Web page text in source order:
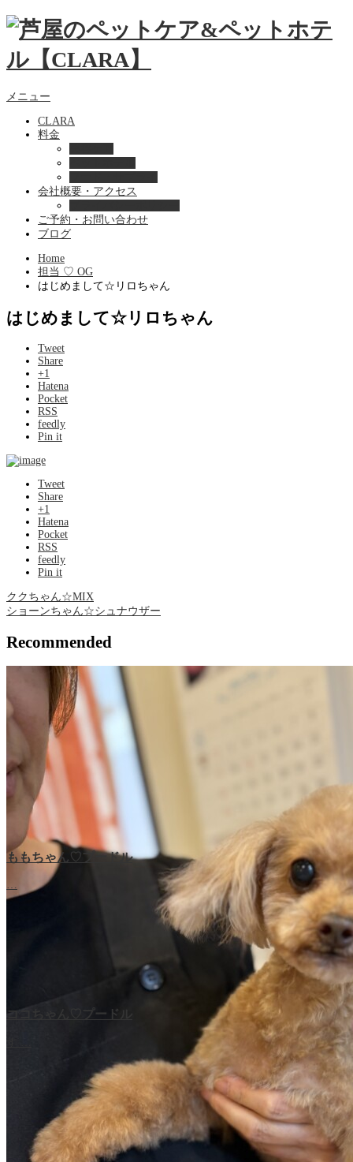
メニュー
CLARA
料金
会社概要・アクセス
ご予約・お問い合わせ
ブログ
Home
担当 ♡ OG
はじめまして☆リロちゃん
はじめまして☆リロちゃん
Tweet
Share
+1
Hatena
Pocket
RSS
feedly
Pin it
Tweet
Share
+1
Hatena
Pocket
RSS
feedly
Pin it
ククちゃん☆MIX
ショーンちゃん☆シュナウザー
Recommended
ももちゃん♡プードル
ココちゃん♡プードル